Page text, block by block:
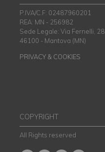
P.IVA/C.F: 02487960201
REA: MN - 256982
Sede Legale: Via Fernelli, 28
46100 - Mantova (MN)
PRIVACY & COOKIES
COPYRIGHT
All Rights reserved